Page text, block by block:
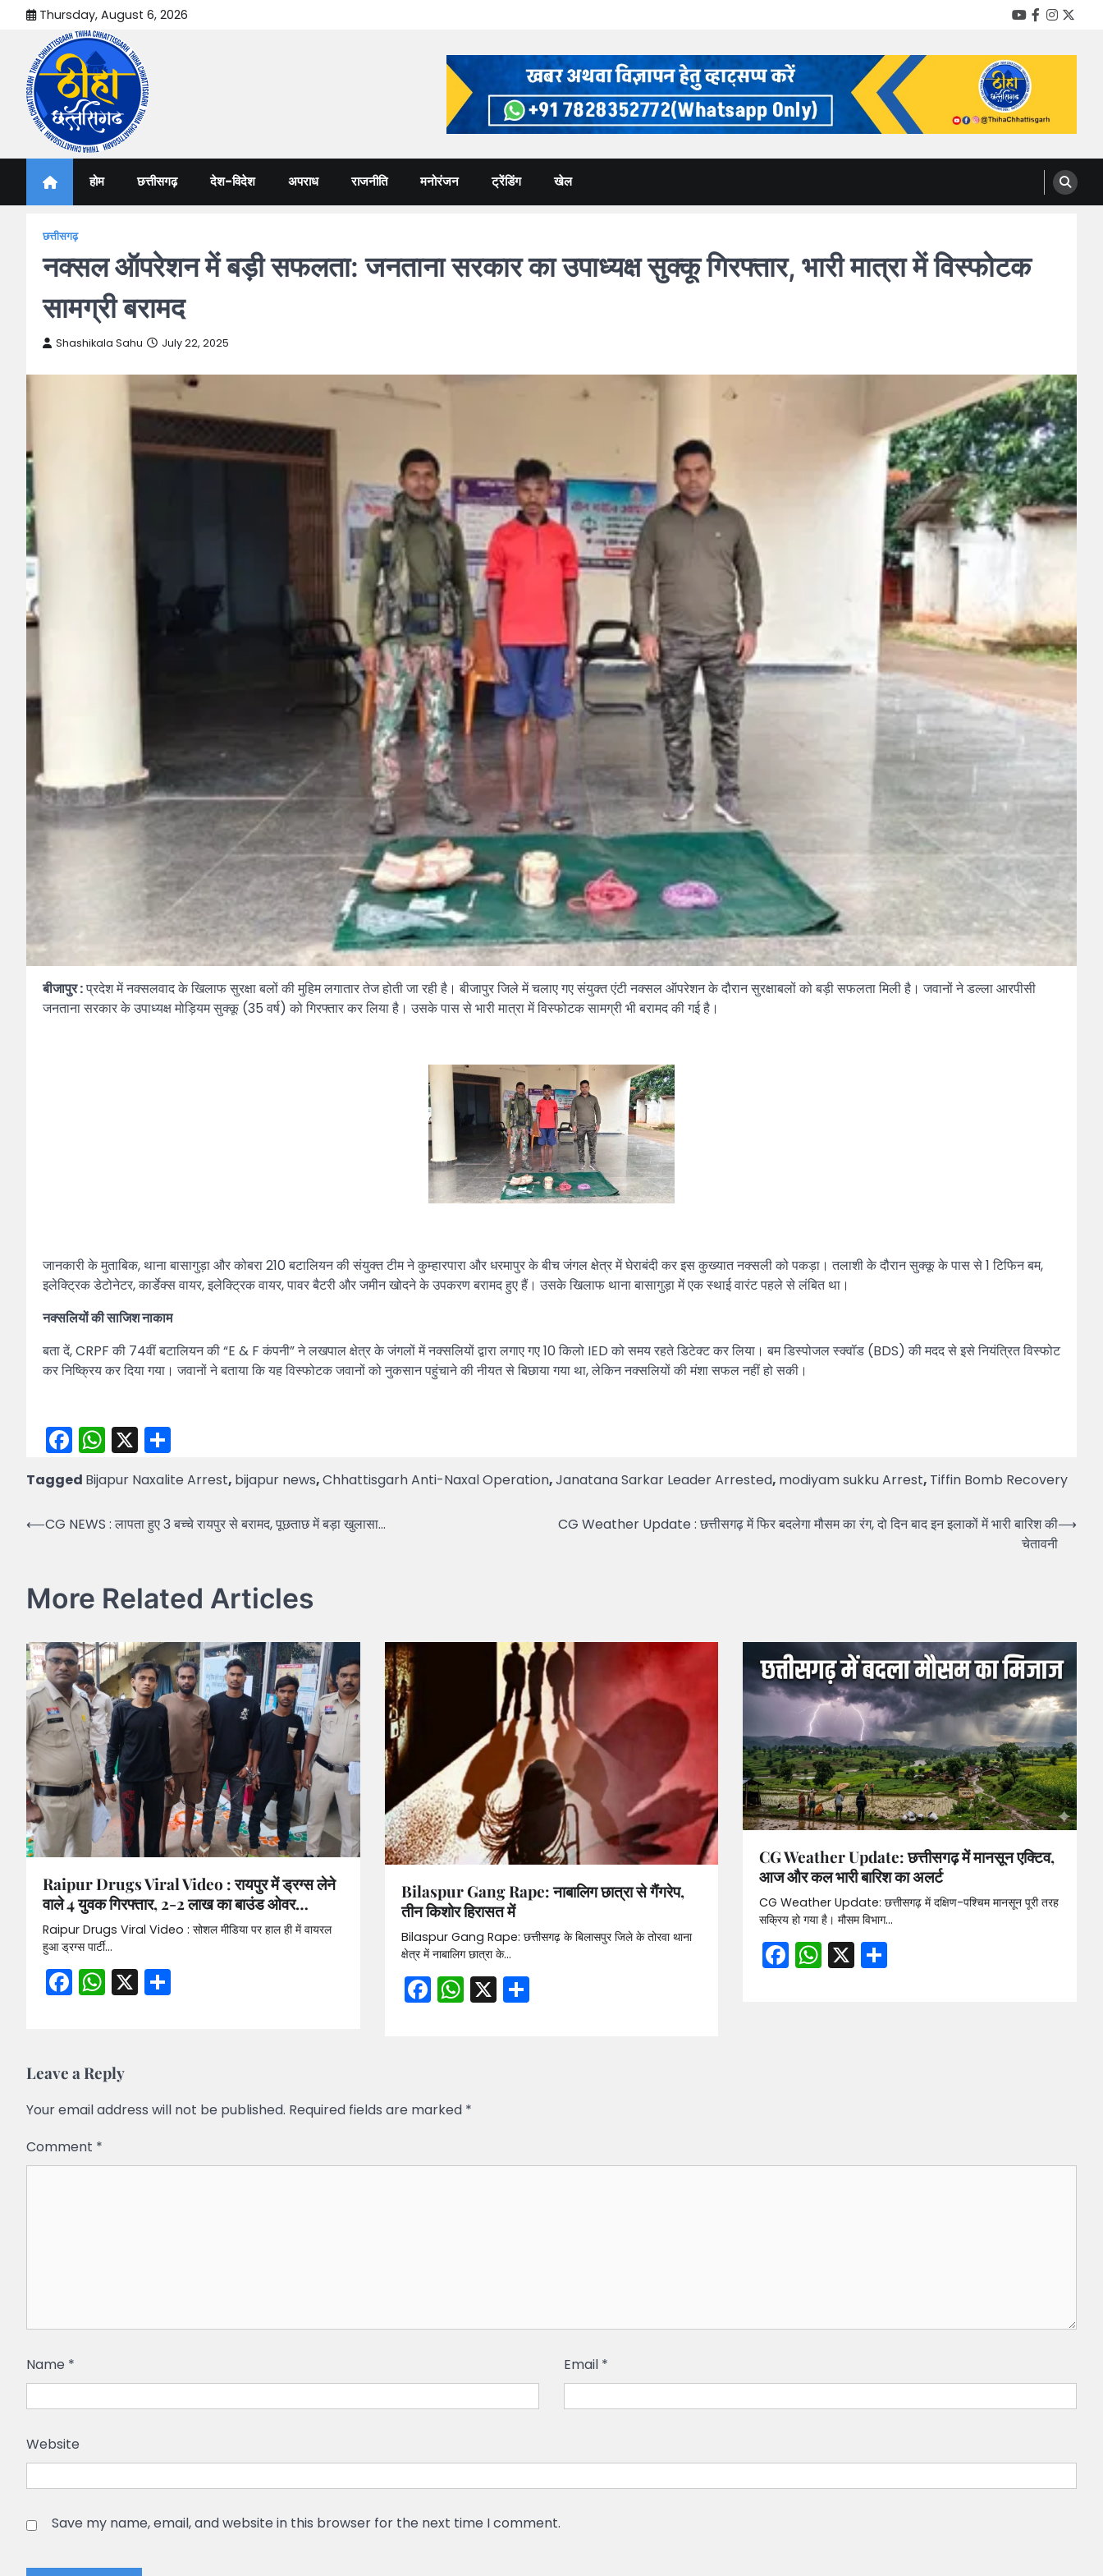
content
Thursday, August 6, 2026 YouTube
Facebook
Thiha Chhattisgarh
होम छत्तीसगढ़ देश-विदेश अपराध राजनीति मनोरंजन ट्रेंडिंग खेल
छत्तीसगढ़
नक्सल ऑपरेशन में बड़ी सफलता: जनताना सरकार का उपाध्यक्ष सुक्कू गिरफ्तार, भारी मात्रा में विस्फोटक
सामग्री बरामद
Shashikala Sahu July 22, 2025
बीजापुर :प्रदेश में नक्सलवाद के खिलाफ सुरक्षा बलों की मुहिम लगातार तेज होती जा रही है। बीजापुर जिले में चलाए गए संयुक्त एंटी नक्सल ऑपरेशन के दौरान सुरक्षाबलों को बड़ी सफलता मिली है। जवानों ने डल्ला आरपीसी
जनताना सरकार के उपाध्यक्ष मोड़ियम सुक्कू (35 वर्ष) को गिरफ्तार कर लिया है। उसके पास से भारी मात्रा में विस्फोटक सामग्री भी बरामद की गई है।
जानकारी के मुताबिक, थाना बासागुड़ा और कोबरा 210 बटालियन की संयुक्त टीम ने कुम्हारपारा और धरमापुर के बीच जंगल क्षेत्र में घेराबंदी कर इस कुख्यात नक्सली को पकड़ा। तलाशी के दौरान सुक्कू के पास से 1 टिफिन बम,
इलेक्ट्रिक डेटोनेटर, कार्डेक्स वायर, इलेक्ट्रिक वायर, पावर बैटरी और जमीन खोदने के उपकरण बरामद हुए हैं। उसके खिलाफ थाना बासागुड़ा में एक स्थाई वारंट पहले से लंबित था।
नक्सलियों की साजिश नाकाम
बता दें, CRPF की 74वीं बटालियन की “E & F कंपनी” ने लखपाल क्षेत्र के जंगलों में नक्सलियों द्वारा लगाए गए 10 किलो IED को समय रहते डिटेक्ट कर लिया। बम डिस्पोजल स्क्वॉड (BDS) की मदद से इसे नियंत्रित विस्फोट
कर निष्क्रिय कर दिया गया। जवानों ने बताया कि यह विस्फोटक जवानों को नुकसान पहुंचाने की नीयत से बिछाया गया था, लेकिन नक्सलियों की मंशा सफल नहीं हो सकी।
Facebook
WhatsApp
X
Tagged Bijapur Naxalite Arrest, bijapur news,Chhattisgarh Anti-Naxal Operation,Janatana Sarkar Leader Arrested, modiyam sukku Arrest, Tiffin Bomb Recovery
Post
⟵CG NEWS : लापता हुए 3 बच्चे रायपुर से बरामद, पूछताछ में बड़ा खुलासा…
CG Weather Update : छत्तीसगढ़ में फिर बदलेगा मौसम का रंग, दो दिन बाद इन इलाकों में भारी बारिश की
चेतावनी
⟶
More Related Articles
Raipur Drugs Viral Video : रायपुर में ड्रग्स लेने
वाले 4 युवक गिरफ्तार, 2-2 लाख का बाउंड ओवर…
Raipur Drugs Viral Video : सोशल मीडिया पर हाल ही में वायरल
हुआ ड्रग्स पार्टी…
Facebook
WhatsApp
X
Bilaspur Gang Rape: नाबालिग छात्रा से गैंगरेप,
तीन किशोर हिरासत में
Bilaspur Gang Rape: छत्तीसगढ़ के बिलासपुर जिले के तोरवा थाना
क्षेत्र में नाबालिग छात्रा के…
Facebook
WhatsApp
X Share
CG Weather Update: छत्तीसगढ़ में मानसून एक्टिव,
आज और कल भारी बारिश का अलर्ट
CG Weather Update: छत्तीसगढ़ में दक्षिण-पश्चिम मानसून पूरी तरह
सक्रिय हो गया है। मौसम विभाग…
Facebook
WhatsApp
X
Leave a Reply
Your email address will not be published. Required fields are marked *
Comment *
Name * Email *
Website
Save my name, email, and website in this browser for the next time I comment.